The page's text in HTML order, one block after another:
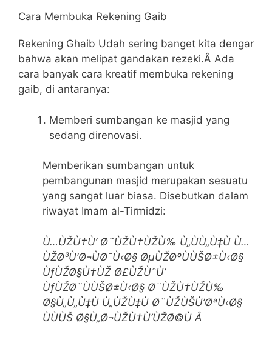
Cara Membuka Rekening Gaib
Rekening Ghaib Udah sering banget kita dengar
bahwa akan melipat gandakan rezeki.Â Ada
cara banyak cara kreatif membuka rekening
gaib, di antaranya:
Memberi sumbangan ke masjid yang
sedang direnovasi.
Memberikan sumbangan untuk
pembangunan masjid merupakan sesuatu
yang sangat luar biasa. Disebutkan dalam
riwayat Imam al-Tirmidzi:
Ù…ÙŽÙ†Ù’ Ø¨ÙŽÙ†ÙŽÙ‰ Ù„ÙÙ„Ù‡Ù Ù…
ÙŽØ³Ù’Ø¬ÙØ¯Ù‹Ø§ ØµÙŽØºÙÙŠØ±Ù‹Ø§
ÙƒÙŽØ§Ù†ÙŽ Ø£ÙŽÙˆÙ’
ÙƒÙŽØ¨ÙÙŠØ±Ù‹Ø§ Ø¨ÙŽÙ†ÙŽÙ‰
Ø§Ù„Ù„Ù‡Ù Ù„ÙŽÙ‡Ù Ø¨ÙŽÙŠÙ’ØªÙ‹Ø§
ÙÙÙŠ Ø§Ù„Ø¬ÙŽÙ†Ù‘ÙŽØ©Ù Â